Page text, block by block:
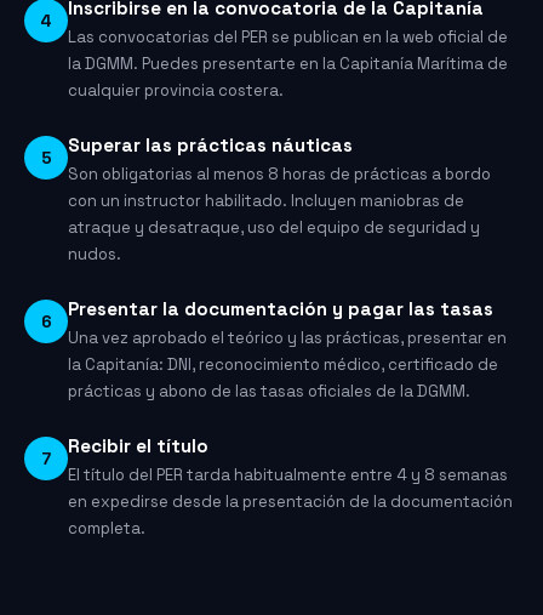
4
Inscribirse en la convocatoria de la Capitanía
Las convocatorias del PER se publican en la web oficial de
la DGMM. Puedes presentarte en la Capitanía Marítima de
cualquier provincia costera.
5
Superar las prácticas náuticas
Son obligatorias al menos 8 horas de prácticas a bordo
con un instructor habilitado. Incluyen maniobras de
atraque y desatraque, uso del equipo de seguridad y
nudos.
6
Presentar la documentación y pagar las tasas
Una vez aprobado el teórico y las prácticas, presentar en
la Capitanía: DNI, reconocimiento médico, certificado de
prácticas y abono de las tasas oficiales de la DGMM.
7
Recibir el título
El título del PER tarda habitualmente entre 4 y 8 semanas
en expedirse desde la presentación de la documentación
completa.